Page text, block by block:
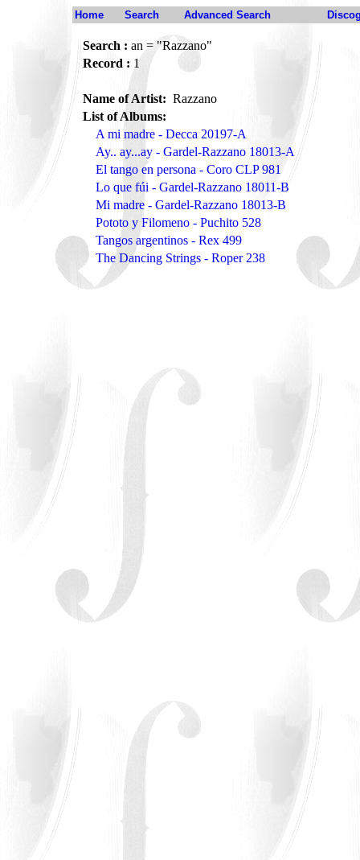
Home Search Advanced Search
Search : an = "Razzano"
Record : 1
Name of Artist: Razzano
List of Albums:
A mi madre - Decca 20197-A
Ay.. ay...ay - Gardel-Razzano 18013-A
El tango en persona - Coro CLP 981
Lo que fúi - Gardel-Razzano 18011-B
Mi madre - Gardel-Razzano 18013-B
Pototo y Filomeno - Puchito 528
Tangos argentinos - Rex 499
The Dancing Strings - Roper 238